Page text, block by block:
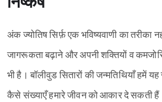
अंक ज्योतिष सिर्फ़ एक भविष्यवाणी का तरीका
जागरूकता बढ़ाने और अपनी शक्तियों व
भी है। बॉलीवुड सितारों की जन्मतिथियाँ हमें
कैसे संख्याएँ हमारे जीवन को आकार दे सकती